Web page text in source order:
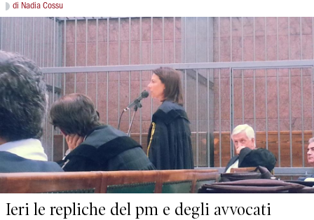
di Nadia Cossu
Ieri le repliche del pm e degli avvocati